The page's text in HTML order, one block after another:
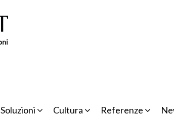
Soluzioni Cultura Referenze